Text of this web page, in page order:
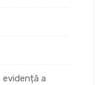
evidență a